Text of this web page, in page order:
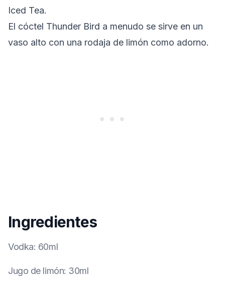
Iced Tea.
El cóctel Thunder Bird a menudo se sirve en un
vaso alto con una rodaja de limón como adorno.
Ingredientes
Vodka: 60ml
Jugo de limón: 30ml